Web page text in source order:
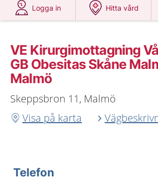
Logga in
Hitta vård
VE Kirurgimottagning
GB Obesitas Skåne
Malmö
Skeppsbron 11, Malmö
Visa på karta
Telefon